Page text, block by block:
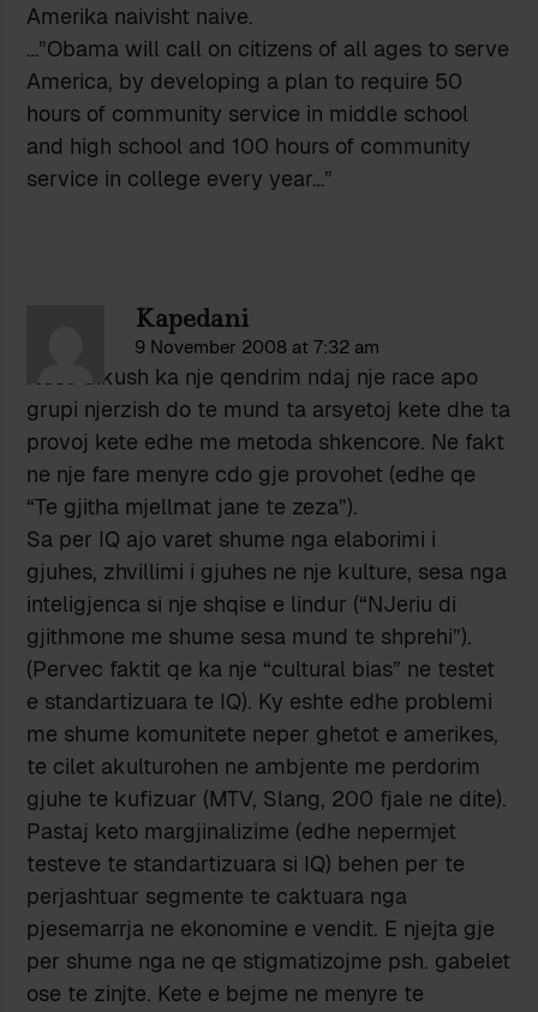
Amerika naivisht naive.
…”Obama will call on citizens of all ages to serve
America, by developing a plan to require 50
hours of community service in middle school
and high school and 100 hours of community
service in college every year…”
Kapedani
9 November 2008 at 7:32 am
Nese dikush ka nje qendrim ndaj nje race apo
grupi njerzish do te mund ta arsyetoj kete dhe ta
provoj kete edhe me metoda shkencore. Ne fakt
ne nje fare menyre cdo gje provohet (edhe qe
“Te gjitha mjellmat jane te zeza”).
Sa per IQ ajo varet shume nga elaborimi i
gjuhes, zhvillimi i gjuhes ne nje kulture, sesa nga
inteligjenca si nje shqise e lindur (“NJeriu di
gjithmone me shume sesa mund te shprehi”).
(Pervec faktit qe ka nje “cultural bias” ne testet
e standartizuara te IQ). Ky eshte edhe problemi
me shume komunitete neper ghetot e amerikes,
te cilet akulturohen ne ambjente me perdorim
gjuhe te kufizuar (MTV, Slang, 200 fjale ne dite).
Pastaj keto margjinalizime (edhe nepermjet
testeve te standartizuara si IQ) behen per te
perjashtuar segmente te caktuara nga
pjesemarrja ne ekonomine e vendit. E njejta gje
per shume nga ne qe stigmatizojme psh. gabelet
ose te zinjte. Kete e bejme ne menyre te